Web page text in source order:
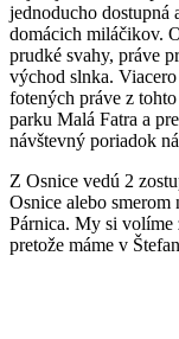
jednoducho dostupná
domácich miláčikov.
prudké svahy, práve
východ slnka.
fotených práve z
parku Malá Fatra a
návštevný poriadok
Z Osnice vedú 2
Osnice alebo
Párnica. My si volíme
pretože máme v